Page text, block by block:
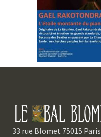
33 rue Blomet 75015 Paris